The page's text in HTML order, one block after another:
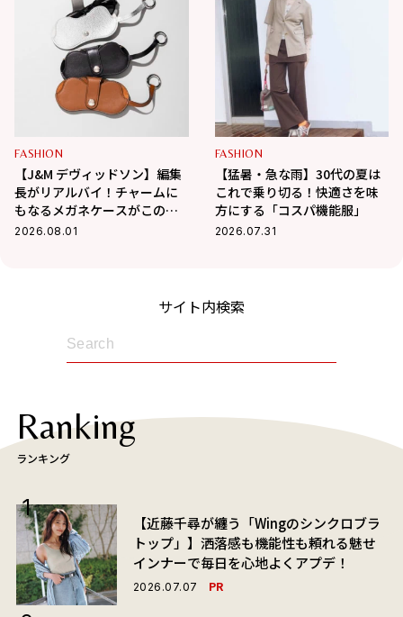
FASHION
【J&M デヴィッドソン】編集
長がリアルバイ！チャームに
もなるメガネケースがこの夏
大活躍の予感
2026.08.01
FASHION
【猛暑・急な雨】30代の夏は
これで乗り切る！快適さを味
方にする「コスパ機能服」
2026.07.31
サイト内検索
Ranking
ランキング
【近藤千尋が纏う「Wingのシンクロブラ
トップ」】洒落感も機能性も頼れる魅せ
インナーで毎日を心地よくアプデ！
2026.07.07 PR